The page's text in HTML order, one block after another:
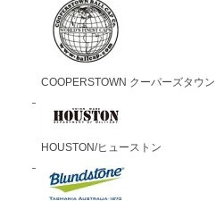
COOPERSTOWN クーパーズタウン
HOUSTON/ヒューストン